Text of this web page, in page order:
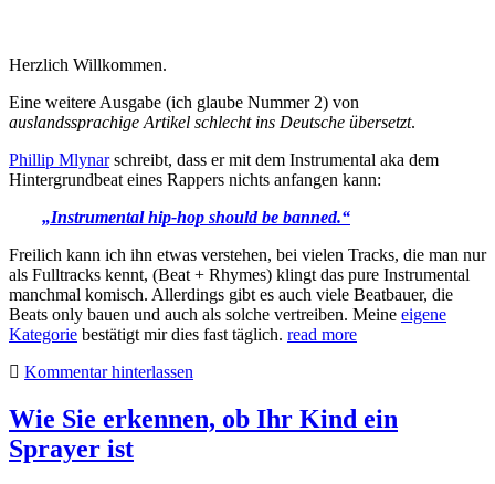
Herzlich Willkommen.
Eine weitere Ausgabe (ich glaube Nummer 2) von
auslandssprachige Artikel schlecht ins Deutsche übersetzt.
Phillip Mlynarschreibt, dass er mit dem Instrumental aka dem
Hintergrundbeat eines Rappers nichts anfangen kann:
„Instrumental hip-hop should be banned.“
Freilich kann ich ihn etwas verstehen, bei vielen Tracks, die man nur
als Fulltracks kennt, (Beat + Rhymes) klingt das pure Instrumental
manchmal komisch. Allerdings gibt es auch viele Beatbauer, die
Beats only bauen und auch als solche vertreiben. Meine eigene
Kategorie bestätigt mir dies fast täglich. read more
Kommentar hinterlassen
Wie Sie erkennen, ob Ihr Kind ein
Sprayer ist